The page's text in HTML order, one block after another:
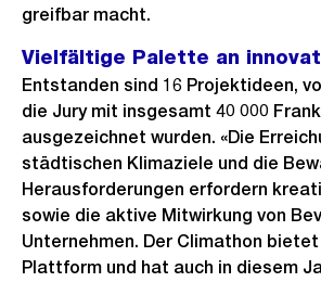
greifbar macht.
Vielfältige Palette an
Entstanden sind 16 Projektideen,
die Jury mit insgesamt 40 000
ausgezeichnet wurden. «Die
städtischen Klimaziele und die
Herausforderungen erfordern
sowie die aktive Mitwirkung von
Unternehmen. Der Climathon
Plattform und hat auch in diesem